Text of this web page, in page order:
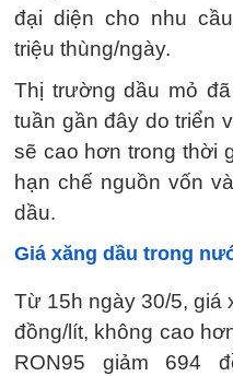
đại diện cho nhu
triệu thùng/ngày.
Thị trường dầu mỏ
tuần gần đây do triển
sẽ cao hơn trong thời
hạn chế nguồn vốn
dầu.
Giá xăng dầu trong
Từ 15h ngày 30/5, giá
đồng/lít, không cao
RON95 giảm 694